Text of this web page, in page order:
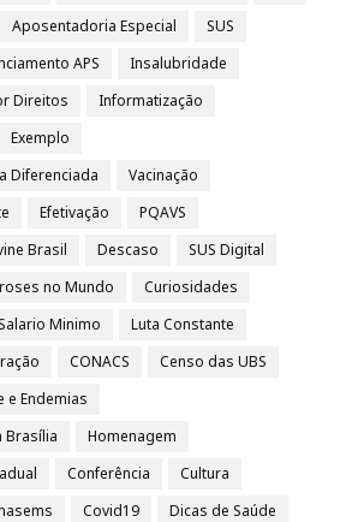
Aposentadoria Especial
SUS
APS
Insalubridade
Direitos
Informatização
Exemplo
Diferenciada
Vacinação
Efetivação
PQAVS
Brasil Descaso
SUS Digital
no Mundo
Curiosidades
Salario Minimo
Luta Constante
CONACS
Censo das UBS
e Endemias
Brasília
Homenagem
Conferência
Cultura
Covid19
Dicas de Saúde